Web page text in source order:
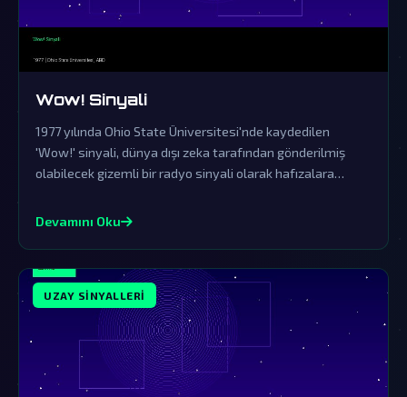
Wow! Sinyali
1977 yılında Ohio State Üniversitesi'nde kaydedilen
'Wow!' sinyali, dünya dışı zeka tarafından gönderilmiş
olabilecek gizemli bir radyo sinyali olarak hafızalara
sinyal bilim dünyasında ve komplo teorisi çevrelerinde
Devamını Oku
UZAY SINYALLERI